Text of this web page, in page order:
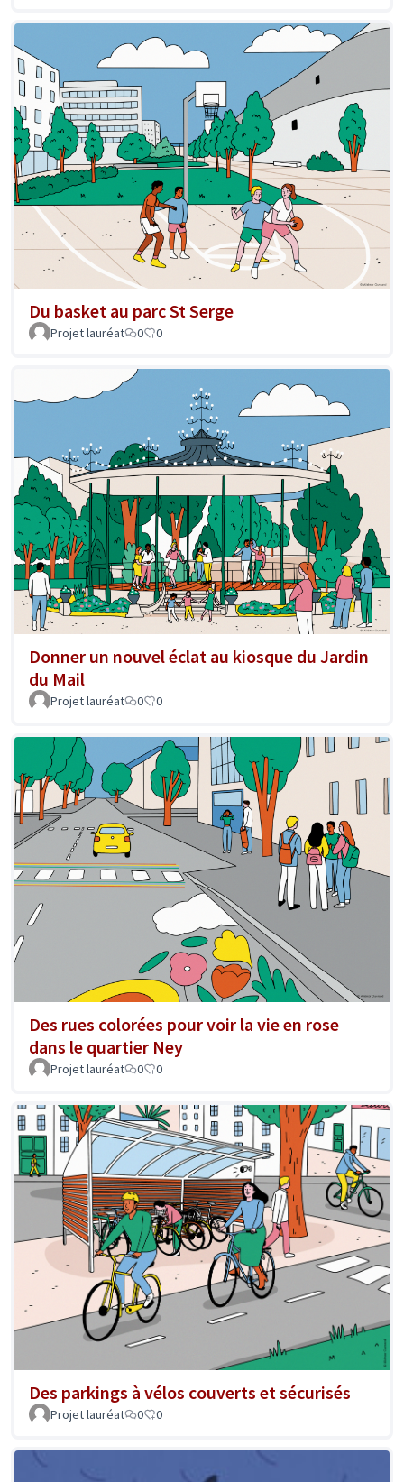
Du basket au parc St Serge
Projet lauréat 0 0
Donner un nouvel éclat au kiosque du Jardin
du Mail
Projet lauréat 0 0
Des rues colorées pour voir la vie en rose
dans le quartier Ney
Projet lauréat 0 0
Des parkings à vélos couverts et sécurisés
Projet lauréat 0 0